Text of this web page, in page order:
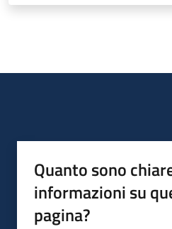
Quanto sono
informazioni su
pagina?